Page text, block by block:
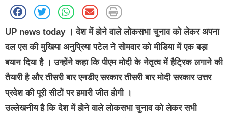
UP news today। देश में होने वाले लोकसभा चुनाव को लेकर अपना
दल एस की मुखिया अनुप्रिया पटेल ने सोमवार को मीडिया में एक बड़ा
बयान दिया है । उन्होंने कहा कि पीएम मोदी के नेतृत्व में हैट्रिक लगाने की
तैयारी है और तीसरी बार एनडीए सरकार तीसरी बार मोदी सरकार उत्तर
प्रदेश की पूरी सीटों पर हमारी जीत होगी ।
उल्लेखनीय है कि देश में होने वाले लोकसभा चुनाव को लेकर सभी